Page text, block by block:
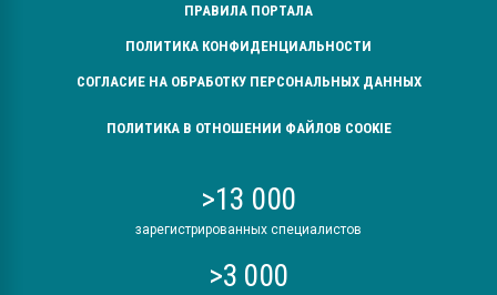
ПРАВИЛА ПОРТАЛА
ПОЛИТИКА КОНФИДЕНЦИАЛЬНОСТИ
СОГЛАСИЕ НА ОБРАБОТКУ ПЕРСОНАЛЬНЫХ ДАННЫХ
ПОЛИТИКА В ОТНОШЕНИИ ФАЙЛОВ COOKIE
>13 000
зарегистрированных специалистов
>3 000